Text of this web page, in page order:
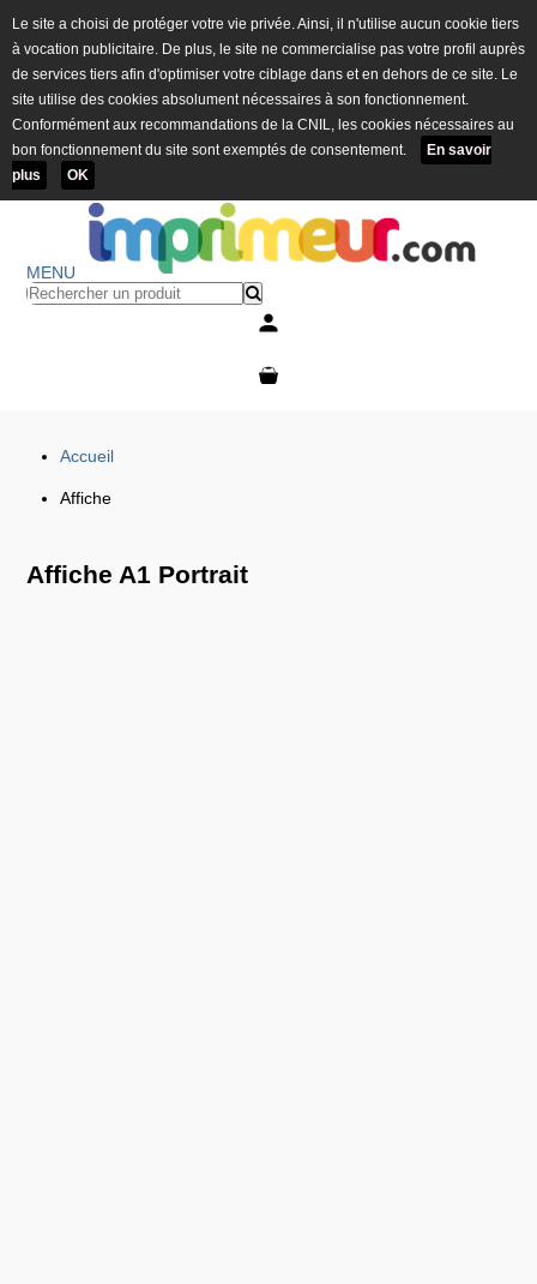
Le site a choisi de protéger votre vie privée. Ainsi, il n'utilise aucun cookie tiers
à vocation publicitaire. De plus, le site ne commercialise pas votre profil auprès
de services tiers afin d'optimiser votre ciblage dans et en dehors de ce site. Le
site utilise des cookies absolument nécessaires à son fonctionnement.
Conformément aux recommandations de la CNIL, les cookies nécessaires au
bon fonctionnement du site sont exemptés de consentement.
En savoir
plus
OK
MENU
Accueil
Affiche
Affiche A1 Portrait